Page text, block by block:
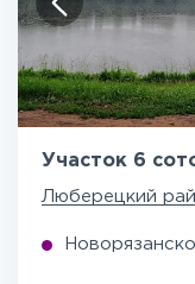
Участок 6
Люберецкий